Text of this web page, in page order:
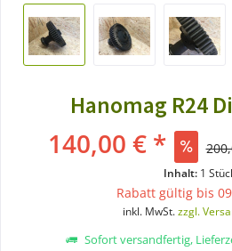
Hanomag R24
140,00 € *
Inhalt: 1
Rabatt gültig bis
inkl. MwSt.zzgl.
Sofort versandfertig,